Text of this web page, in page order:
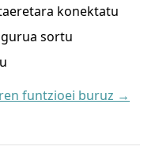
konektatu
sortu
funtzioei buruz →